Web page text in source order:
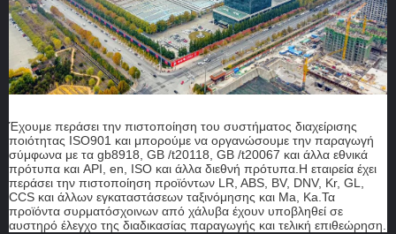
Έχουμε περάσει την πιστοποίηση του συστήματος διαχείρισης
ποιότητας ISO901 και μπορούμε να οργανώσουμε την παραγωγή
σύμφωνα με τα gb8918, GB /t20118, GB /t20067 και άλλα εθνικά
πρότυπα και API, en, ISO και άλλα διεθνή πρότυπα.Η εταιρεία έχει
περάσει την πιστοποίηση προϊόντων LR, ABS, BV, DNV, Kr, GL,
CCS και άλλων εγκαταστάσεων ταξινόμησης και Ma, Ka.Τα
προϊόντα συρματόσχοινων από χάλυβα έχουν υποβληθεί σε
αυστηρό έλεγχο της διαδικασίας παραγωγής και τελική επιθεώρηση.